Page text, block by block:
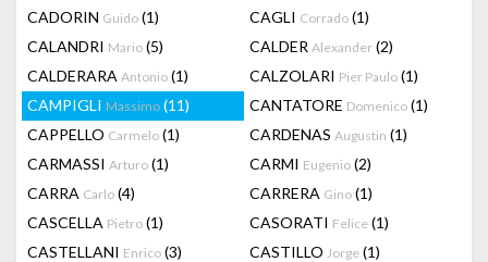
CADORIN Guido (1) CAGLI Corrado (1)
CALANDRI Mario (5) CALDER Alexander (2)
CALDERARA Antonio (1) CALZOLARI Pier Paulo (1)
CAMPIGLI Massimo (11) CANTATORE Domenico (1)
CAPPELLO Carmelo (1) CARDENAS Augustin (1)
CARMASSI Arturo (1) CARMI Eugenio (2)
CARRA Carlo (4) CARRERA Gino (1)
CASCELLA Pietro (1) CASORATI Felice (1)
CASTELLANI Enrico (3) CASTILLO Jorge (1)